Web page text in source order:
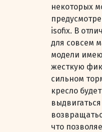
некоторых
isofix. В
для совсем
модели
жесткую
сильном
кресло
что